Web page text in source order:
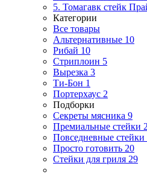
5. Томагавк стейк
Категории
Все товары
Альтернативные 10
Рибай 10
Стриплоин 5
Вырезка 3
Ти-Бон 1
Портерхаус 2
Подборки
Секреты мясника 9
Премиальные стейки
Повседневные стейки
Просто готовить 20
Стейки для гриля 29